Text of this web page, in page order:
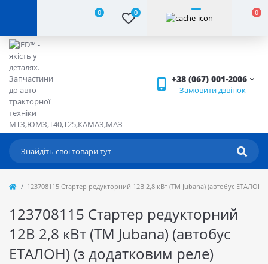
0 0 0
+38 (067) 001-2006
Замовити дзвінок
123708115 Стартер редукторний 12В 2,8 кВт (ТМ Jubana) (автобус ЕТАЛОН)
123708115 Стартер редукторний
12В 2,8 кВт (ТМ Jubana) (автобус
ЕТАЛОН) (з додатковим реле)